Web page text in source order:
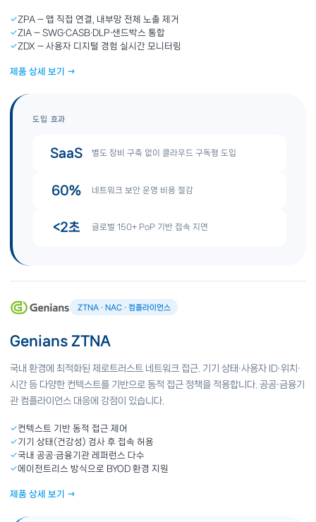
✓ZPA — 앱 직접 연결, 내부망 전체 노출 제거
✓ZIA — SWG·CASB·DLP·샌드박스 통합
✓ZDX — 사용자 디지털 경험 실시간 모니터링
제품 상세 보기 →
도입 효과
SaaS 별도 장비 구축 없이 클라우드 구독형 도입
60% 네트워크 보안 운영 비용 절감
<2초 글로벌 150+ PoP 기반 접속 지연
ZTNA · NAC · 컴플라이언스
Genians ZTNA
국내 환경에 최적화된 제로트러스트 네트워크 접근. 기기 상태·사용자 ID·위치·
시간 등 다양한 컨텍스트를 기반으로 동적 접근 정책을 적용합니다. 공공·금융기
관 컴플라이언스 대응에 강점이 있습니다.
✓컨텍스트 기반 동적 접근 제어
✓기기 상태(건강성) 검사 후 접속 허용
✓국내 공공·금융기관 레퍼런스 다수
✓에이전트리스 방식으로 BYOD 환경 지원
제품 상세 보기 →